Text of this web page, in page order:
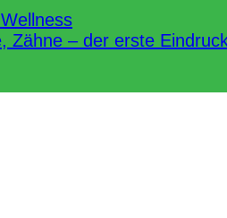
Zähne – der erste